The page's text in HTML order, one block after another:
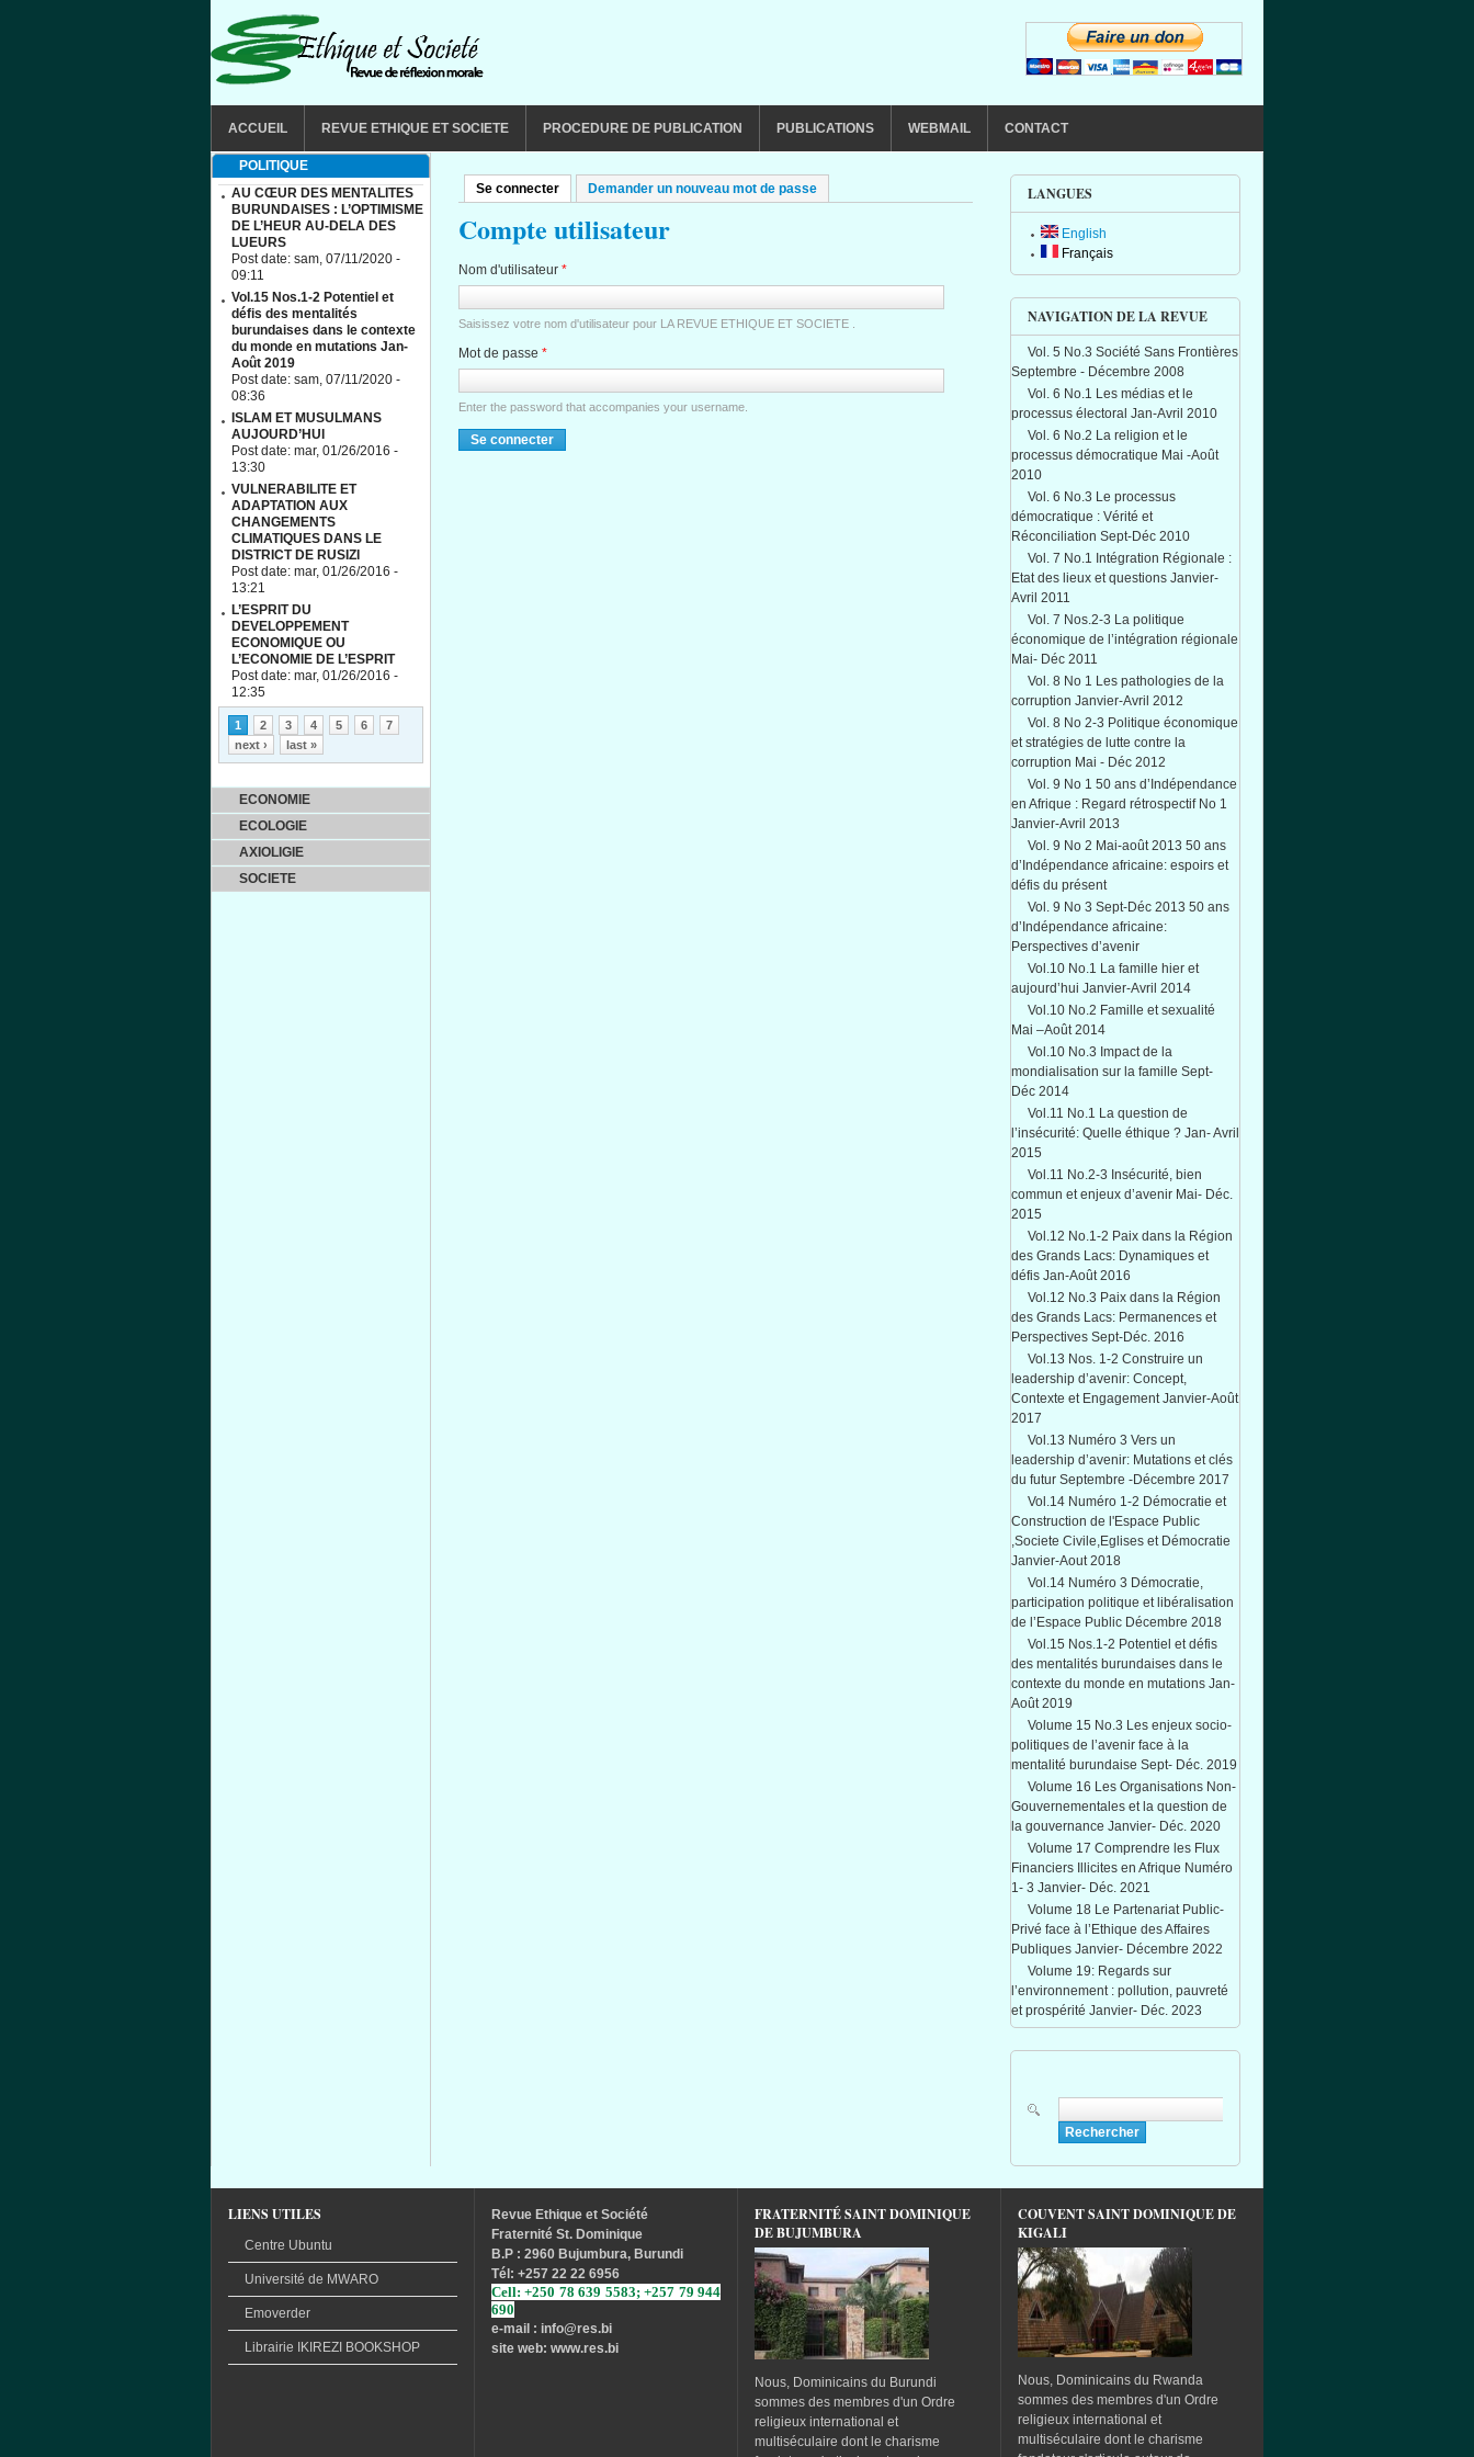
ACCUEIL REVUE ETHIQUE ET SOCIETE PROCEDURE DE PUBLICATION PUBLICATIONS WEBMAIL CONTACT
Onglets principaux
Se connecter (onglet actif)
Demander un nouveau mot de passe
Compte utilisateur
Nom d'utilisateur *
Saisissez votre nom d'utilisateur pour LA REVUE ETHIQUE ET SOCIETE .
Mot de passe *
Enter the password that accompanies your username.
LANGUES
English
Français
NAVIGATION DE LA REVUE
Vol. 5 No.3 Société Sans Frontières
Septembre - Décembre 2008
Vol. 6 No.1 Les médias et le
processus électoral Jan-Avril 2010
Vol. 6 No.2 La religion et le
processus démocratique Mai -Août
2010
Vol. 6 No.3 Le processus
démocratique : Vérité et
Réconciliation Sept-Déc 2010
Vol. 7 No.1 Intégration Régionale :
Etat des lieux et questions Janvier-
Avril 2011
Vol. 7 Nos.2-3 La politique
économique de l’intégration régionale
Mai- Déc 2011
Vol. 8 No 1 Les pathologies de la
corruption Janvier-Avril 2012
Vol. 8 No 2-3 Politique économique
et stratégies de lutte contre la
corruption Mai - Déc 2012
Vol. 9 No 1 50 ans d’Indépendance
en Afrique : Regard rétrospectif No 1
Janvier-Avril 2013
Vol. 9 No 2 Mai-août 2013 50 ans
d’Indépendance africaine: espoirs et
défis du présent
Vol. 9 No 3 Sept-Déc 2013 50 ans
d’Indépendance africaine:
Perspectives d’avenir
Vol.10 No.1 La famille hier et
aujourd’hui Janvier-Avril 2014
Vol.10 No.2 Famille et sexualité
Mai –Août 2014
Vol.10 No.3 Impact de la
mondialisation sur la famille Sept-
Déc 2014
Vol.11 No.1 La question de
l’insécurité: Quelle éthique ? Jan- Avril
2015
Vol.11 No.2-3 Insécurité, bien
commun et enjeux d’avenir Mai- Déc.
2015
Vol.12 No.1-2 Paix dans la Région
des Grands Lacs: Dynamiques et
défis Jan-Août 2016
Vol.12 No.3 Paix dans la Région
des Grands Lacs: Permanences et
Perspectives Sept-Déc. 2016
Vol.13 Nos. 1-2 Construire un
leadership d’avenir: Concept,
Contexte et Engagement Janvier-Août
2017
Vol.13 Numéro 3 Vers un
leadership d’avenir: Mutations et clés
du futur Septembre -Décembre 2017
Vol.14 Numéro 1-2 Démocratie et
Construction de l'Espace Public
,Societe Civile,Eglises et Démocratie
Janvier-Aout 2018
Vol.14 Numéro 3 Démocratie,
participation politique et libéralisation
de l’Espace Public Décembre 2018
Vol.15 Nos.1-2 Potentiel et défis
des mentalités burundaises dans le
contexte du monde en mutations Jan-
Août 2019
Volume 15 No.3 Les enjeux socio-
politiques de l’avenir face à la
mentalité burundaise Sept- Déc. 2019
Volume 16 Les Organisations Non-
Gouvernementales et la question de
la gouvernance Janvier- Déc. 2020
Volume 17 Comprendre les Flux
Financiers Illicites en Afrique Numéro
1- 3 Janvier- Déc. 2021
Volume 18 Le Partenariat Public-
Privé face à l’Ethique des Affaires
Publiques Janvier- Décembre 2022
Volume 19: Regards sur
l’environnement : pollution, pauvreté
et prospérité Janvier- Déc. 2023
POLITIQUE
AU CŒUR DES MENTALITES
BURUNDAISES : L’OPTIMISME
DE L’HEUR AU-DELA DES
LUEURS
Post date: sam, 07/11/2020 -
09:11
Vol.15 Nos.1-2 Potentiel et
défis des mentalités
burundaises dans le contexte
du monde en mutations Jan-
Août 2019
Post date: sam, 07/11/2020 -
08:36
ISLAM ET MUSULMANS
AUJOURD’HUI
Post date: mar, 01/26/2016 -
13:30
VULNERABILITE ET
ADAPTATION AUX
CHANGEMENTS
CLIMATIQUES DANS LE
DISTRICT DE RUSIZI
Post date: mar, 01/26/2016 -
13:21
L’ESPRIT DU
DEVELOPPEMENT
ECONOMIQUE OU
L’ECONOMIE DE L’ESPRIT
Post date: mar, 01/26/2016 -
12:35
Pages
1 2 3 4 5 6
7
next ›
last »
ECONOMIE
ECOLOGIE
AXIOLIGIE
SOCIETE
LIENS UTILES
Centre Ubuntu
Université de MWARO
Emoverder
Librairie IKIREZI BOOKSHOP
Revue Ethique et Société
Fraternité St. Dominique
B.P : 2960 Bujumbura, Burundi
Tél : +257 22 22 6956
Cell: +250 78 639 5583; +257 79 944
690
e-mail : info@res.bi
site web: www.res.bi
FRATERNITÉ SAINT DOMINIQUE
DE BUJUMBURA
Nous, Dominicains du Burundi
sommes des membres d'un Ordre
religieux international et
multiséculaire dont le charisme
COUVENT SAINT DOMINIQUE DE
KIGALI
Nous, Dominicains du Rwanda
sommes des membres d'un Ordre
religieux international et
multiséculaire dont le charisme